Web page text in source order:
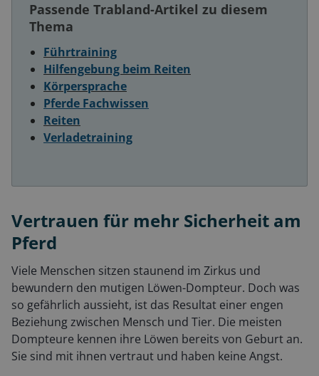
Passende Trabland-Artikel zu diesem
Thema
Führtraining
Hilfengebung beim Reiten
Körpersprache
Pferde Fachwissen
Reiten
Verladetraining
Vertrauen für mehr Sicherheit am
Pferd
Viele Menschen sitzen staunend im Zirkus und
bewundern den mutigen Löwen-Dompteur. Doch was
so gefährlich aussieht, ist das Resultat einer engen
Beziehung zwischen Mensch und Tier. Die meisten
Dompteure kennen ihre Löwen bereits von Geburt an.
Sie sind mit ihnen vertraut und haben keine Angst.